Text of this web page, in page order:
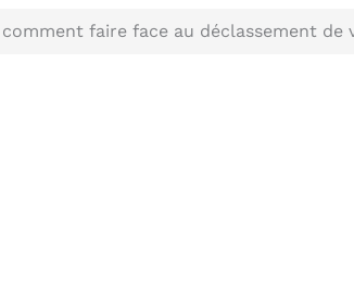
faire face au déclassement